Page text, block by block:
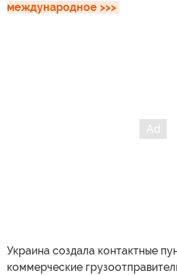
международное >>>
Украина создала контактные
коммерческие